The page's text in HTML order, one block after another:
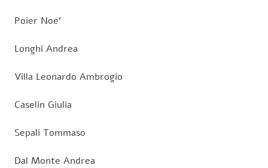
Poier Noe’
Longhi Andrea
Villa Leonardo Ambrogio
Caselin Giulia
Sepali Tommaso
Dal Monte Andrea